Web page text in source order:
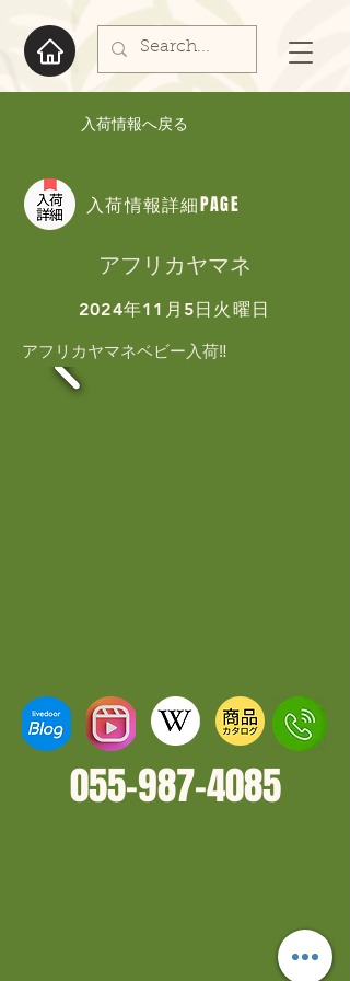
入荷情報へ戻る
入荷情報詳細PAGE
アフリカヤマネ
2024年11月5日火曜日
アフリカヤマネベビー入荷‼️
055-987-4085